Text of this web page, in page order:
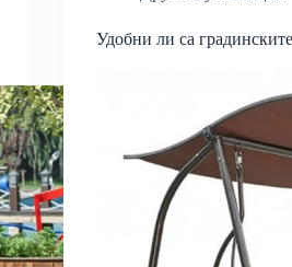
Удобни ли са